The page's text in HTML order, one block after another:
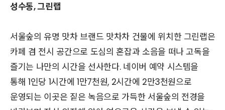
성수동, 그린랩
서울숲의 유명 맛차 브랜드 맛차차 건물에 위치한 그린랩은
카페 겸 전시 공간으로 도심의 혼잡과 소음을 떠나 고독을
즐기는 나만의 시간을 선사한다. 네이버 예약 시스템을
통해 1인당 1시간에 1만7천원, 2시간에 2만3천원으로
운영되는 이곳은 짙은 녹음으로 가득한 서울숲의 전경을